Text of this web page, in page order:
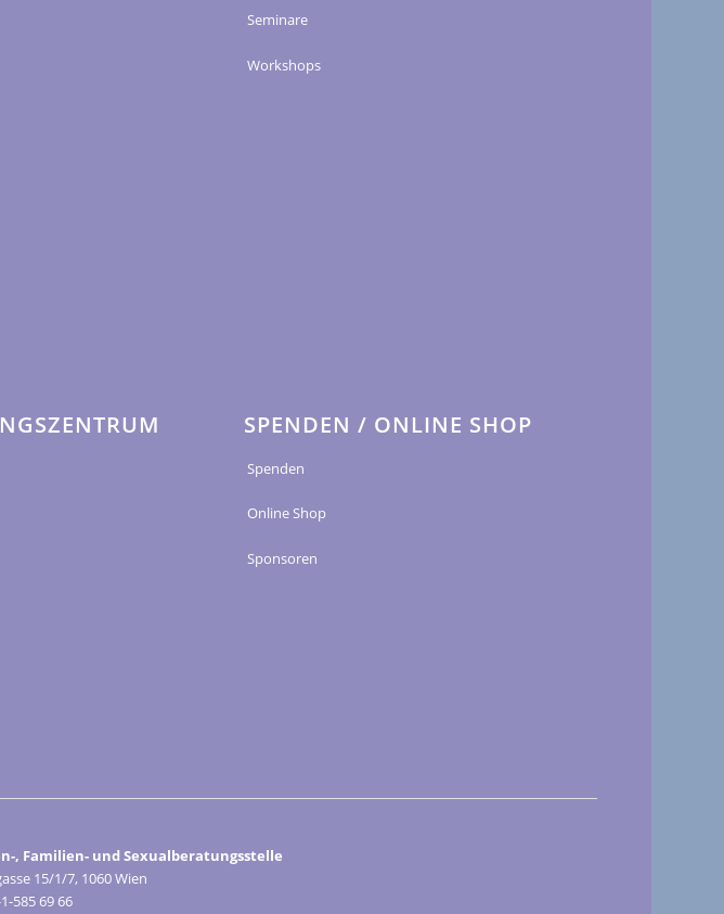
Seminare
Workshops
SPENDEN / ONLINE SHOP
Spenden
Online Shop
Sponsoren
, Familien- und Sexualberatungsstelle
15/1/7, 1060 Wien
585 69 66